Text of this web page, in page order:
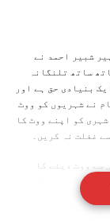
شبیر احمد نے
ساتھ تلنگانہ
بنیادی حق ہے اور
نے شہریوں کو ووٹ
کو اپنے ووٹ کا
غفلت نہ کریں۔
سے ووٹ دینے کا
نہیں ہوسکتی۔
اور مختلف امید
کے سامنے آرہے